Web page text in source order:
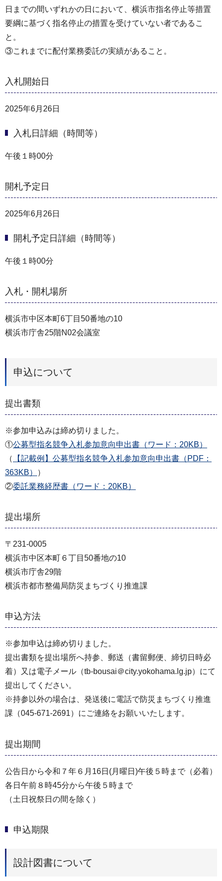
日までの間いずれかの日において、横浜市指名停止等措置
要綱に基づく指名停止の措置を受けていない者であるこ
と。
③これまでに配付業務委託の実績があること。
入札開始日
2025年6月26日
入札日詳細（時間等）
午後１時00分
開札予定日
2025年6月26日
開札予定日詳細（時間等）
午後１時00分
入札・開札場所
横浜市中区本町6丁目50番地の10
横浜市庁舎25階N02会議室
申込について
提出書類
※参加申込みは締め切りました。
①公募型指名競争入札参加意向申出書（ワード：20KB）
（
【記載例】公募型指名競争入札参加意向申出書（PDF：
363KB）
）
②委託業務経歴書（ワード：20KB）
提出場所
〒231-0005
横浜市中区本町６丁目50番地の10
横浜市庁舎29階
横浜市都市整備局防災まちづくり推進課
申込方法
※参加申込は締め切りました。
提出書類を提出場所へ持参、郵送（書留郵便、締切日時必
着）又は電子メール（tb-bousai＠city.yokohama.lg.jp）にて
提出してください。
※持参以外の場合は、発送後に電話で防災まちづくり推進
課（045‐671‐2691）にご連絡をお願いいたします。
提出期間
公告日から令和７年６月16日(月曜日)午後５時まで（必着）
各日午前８時45分から午後５時まで
（土日祝祭日の間を除く）
申込期限
設計図書について